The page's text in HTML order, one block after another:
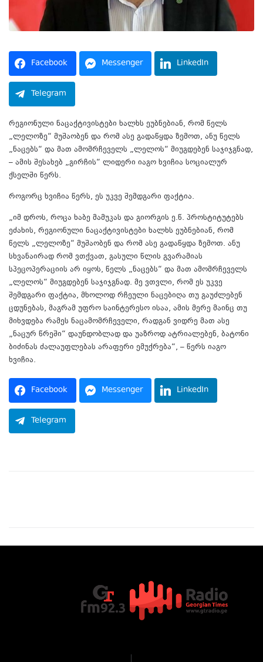
Facebook Messenger LinkedIn
Telegram
რეგიონული ნაცაქტივისტები ხალხს ეუბნებიან, რომ წელს
„ლელოზე“ მუშაობენ და რომ ასე გადაწყდა ზემოთ, ანუ წელს
„ნაცებს“ და მათ ამომრჩეველს „ლელოს“ მიუგდებენ საჯიჯგნად,
– ამის შესახებ „გირჩის“ ლიდერი იაგო ხვიჩია სოციალურ
ქსელში წერს.
როგორც ხვიჩია წერს, ეს უკვე შემდგარი ფაქტია.
„იმ დროს, როცა ხაბე მამუკას და გიორგის ე.წ. პროსტიტუტებს
ეძახის, რეგიონული ნაცაქტივისტები ხალხს ეუბნებიან, რომ
წელს „ლელოზე“ მუშაობენ და რომ ასე გადაწყდა ზემოთ. ანუ
სხვანაირად რომ ვთქვათ, გასული წლის გვარამიას
სპეცოპერაციის არ იყოს, წელს „ნაცებს“ და მათ ამომრჩეველს
„ლელოს“ მიუგდებენ საჯიჯგნად. მე ვთვლი, რომ ეს უკვე
შემდგარი ფაქტია, მხოლოდ რჩეული ნაცებიღა თუ გაუძლებენ
ცდუნებას, მაგრამ უფრო საინტერესო ისაა, ამის მერე მაინც თუ
მიხვდება რამეს ნაცამომრჩეველი, რადგან ვიდრე მათ ასე
„ნაცურ წრეში“ დაუნდობლად და უაზროდ ატრიალებენ, ბატონი
ბიძინას ძალაუფლებას არაფერი ემუქრება“, – წერს იაგო
ხვიჩია.
Facebook Messenger LinkedIn
Telegram